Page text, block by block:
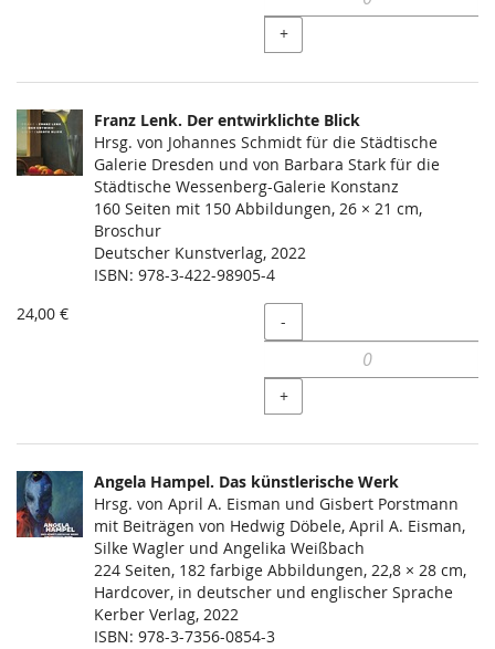
+
Franz Lenk. Der entwirklichte Blick
Hrsg. von Johannes Schmidt für die Städtische
Galerie Dresden und von Barbara Stark für die
Städtische Wessenberg-Galerie Konstanz
160 Seiten mit 150 Abbildungen, 26 × 21 cm,
Broschur
Deutscher Kunstverlag, 2022
ISBN: 978-3-422-98905-4
24,00 €
Menge
-
+
Angela Hampel. Das künstlerische Werk
Hrsg. von April A. Eisman und Gisbert Porstmann
mit Beiträgen von Hedwig Döbele, April A. Eisman,
Silke Wagler und Angelika Weißbach
224 Seiten, 182 farbige Abbildungen, 22,8 × 28 cm,
Hardcover, in deutscher und englischer Sprache
Kerber Verlag, 2022
ISBN: 978-3-7356-0854-3